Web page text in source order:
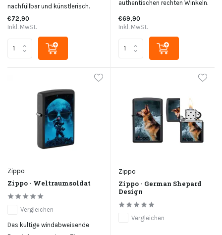
nachfüllbar und künstlerisch.
€72,90
Inkl. MwSt.
authentischen rechten Winkeln.
€69,90
Inkl. MwSt.
Zippo
Zippo - Weltraumsoldat
Vergleichen
Das kultige windabweisende
Zippo
Zippo - German Shepard
Design
Vergleichen